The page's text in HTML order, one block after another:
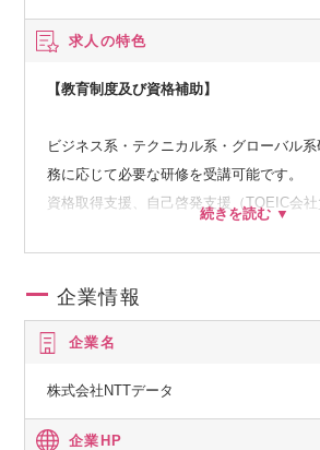
求人の特色
【教育制度及び資格補助】
ビジネス系・テクニカル系・グローバル
務に応じて必要な研修を受講可能です。
資格取得支援、自己啓発支援（TOEIC会社
企業情報
企業名
株式会社NTTデータ
企業HP